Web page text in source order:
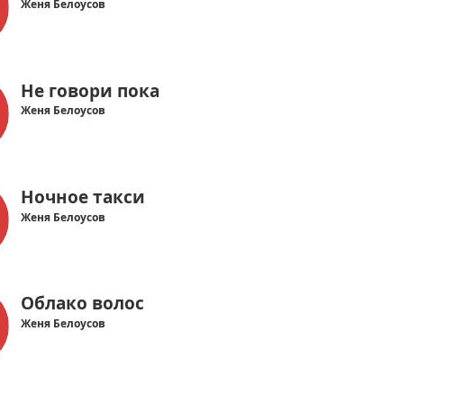
Женя Белоусов
Не говори пока
Женя Белоусов
Ночное такси
Женя Белоусов
Облако волос
Женя Белоусов